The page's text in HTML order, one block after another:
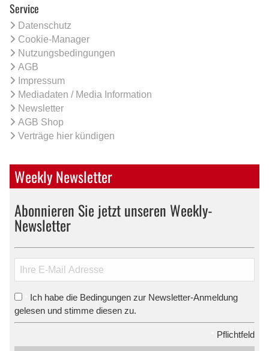
Service
Datenschutz
Cookie-Manager
Nutzungsbedingungen
AGB
Impressum
Mediadaten / Media Information
Newsletter
AGB Shop
Verträge hier kündigen
Weekly Newsletter
Abonnieren Sie jetzt unseren Weekly-
Newsletter
Ich habe die Bedingungen zur Newsletter-Anmeldung
gelesen und stimme diesen zu.
Pflichtfeld